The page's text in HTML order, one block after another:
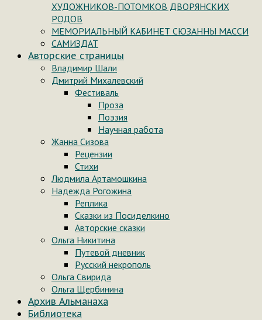
ХУДОЖНИКОВ-ПОТОМКОВ ДВОРЯНСКИХ
РОДОВ
МЕМОРИАЛЬНЫЙ КАБИНЕТ СЮЗАННЫ МАССИ
САМИЗДАТ
Авторские страницы
Владимир Шали
Дмитрий Михалевский
Фестиваль
Проза
Поэзия
Научная работа
Жанна Сизова
Рецензии
Стихи
Людмила Артамошкина
Надежда Рогожина
Реплика
Сказки из Посиделкино
Авторские сказки
Ольга Никитина
Путевой дневник
Русский некрополь
Ольга Свирида
Ольга Щербинина
Архив Альманаха
Библиотека